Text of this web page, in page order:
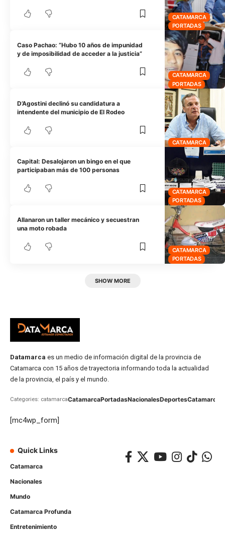
CATAMARCA
PORTADAS
CATAMARCA
PORTADAS
Caso Pachao: “Hubo 10 años de impunidad
y de imposibilidad de acceder a la justicia”
CATAMARCA
D’Agostini declinó su candidatura a
intendente del municipio de El Rodeo
CATAMARCA
PORTADAS
Capital: Desalojaron un bingo en el que
participaban más de 100 personas
CATAMARCA
PORTADAS
Allanaron un taller mecánico y secuestran
una moto robada
SHOW MORE
Datamarca es un medio de información digital de la provincia de
Catamarca con 15 años de trayectoria informando toda la actualidad
de la provincia, el país y el mundo.
Categories: catamarcaCatamarcaPortadasNacionalesDeportesCatamarca
[mc4wp_form]
Quick Links
Catamarca
Nacionales
Mundo
Catamarca Profunda
Entretenimiento